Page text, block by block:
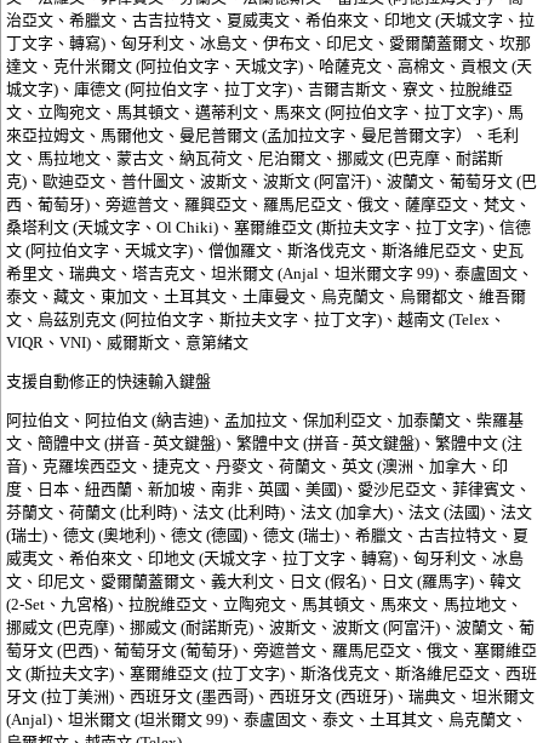
治亞文、希臘文、古吉拉特文、夏威夷文、希伯來文、印地文 (天城文字、拉
丁文字、轉寫)、匈牙利文、冰島文、伊布文、印尼文、愛爾蘭蓋爾文、坎那
達文、克什米爾文 (阿拉伯文字、天城文字)、哈薩克文、高棉文、貢根文 (天
城文字)、庫德文 (阿拉伯文字、拉丁文字)、吉爾吉斯文、寮文、拉脫維亞
文、立陶宛文、馬其頓文、邁蒂利文、馬來文 (阿拉伯文字、拉丁文字)、馬
來亞拉姆文、馬爾他文、曼尼普爾文 (孟加拉文字、曼尼普爾文字）、毛利
文、馬拉地文、蒙古文、納瓦荷文、尼泊爾文、挪威文 (巴克摩、耐諾斯
克)、歐迪亞文、普什圖文、波斯文、波斯文 (阿富汗)、波蘭文、葡萄牙文 (巴
西、葡萄牙)、旁遮普文、羅興亞文、羅馬尼亞文、俄文、薩摩亞文、梵文、
桑塔利文 (天城文字、Ol Chiki)、塞爾維亞文 (斯拉夫文字、拉丁文字)、信德
文 (阿拉伯文字、天城文字)、僧伽羅文、斯洛伐克文、斯洛維尼亞文、史瓦
希里文、瑞典文、塔吉克文、坦米爾文 (Anjal、坦米爾文字 99)、泰盧固文、
泰文、藏文、東加文、土耳其文、土庫曼文、烏克蘭文、烏爾都文、維吾爾
文、烏茲別克文 (阿拉伯文字、斯拉夫文字、拉丁文字)、越南文 (Telex、
VIQR、VNI)、威爾斯文、意第緒文
支援自動修正的快速輸入鍵盤
阿拉伯文、阿拉伯文 (納吉迪)、孟加拉文、保加利亞文、加泰蘭文、柴羅基
文、簡體中文 (拼音 - 英文鍵盤)、繁體中文 (拼音 - 英文鍵盤)、繁體中文 (注
音)、克羅埃西亞文、捷克文、丹麥文、荷蘭文、英文 (澳洲、加拿大、印
度、日本、紐西蘭、新加坡、南非、英國、美國)、愛沙尼亞文、菲律賓文、
芬蘭文、荷蘭文 (比利時)、法文 (比利時)、法文 (加拿大)、法文 (法國)、法文
(瑞士)、德文 (奧地利)、德文 (德國)、德文 (瑞士)、希臘文、古吉拉特文、夏
威夷文、希伯來文、印地文 (天城文字、拉丁文字、轉寫)、匈牙利文、冰島
文、印尼文、愛爾蘭蓋爾文、義大利文、日文 (假名)、日文 (羅馬字)、韓文
(2-Set、九宮格)、拉脫維亞文、立陶宛文、馬其頓文、馬來文、馬拉地文、
挪威文 (巴克摩)、挪威文 (耐諾斯克)、波斯文、波斯文 (阿富汗)、波蘭文、葡
萄牙文 (巴西)、葡萄牙文 (葡萄牙)、旁遮普文、羅馬尼亞文、俄文、塞爾維亞
文 (斯拉夫文字)、塞爾維亞文 (拉丁文字)、斯洛伐克文、斯洛維尼亞文、西班
牙文 (拉丁美洲)、西班牙文 (墨西哥)、西班牙文 (西班牙)、瑞典文、坦米爾文
(Anjal)、坦米爾文 (坦米爾文 99)、泰盧固文、泰文、土耳其文、烏克蘭文、